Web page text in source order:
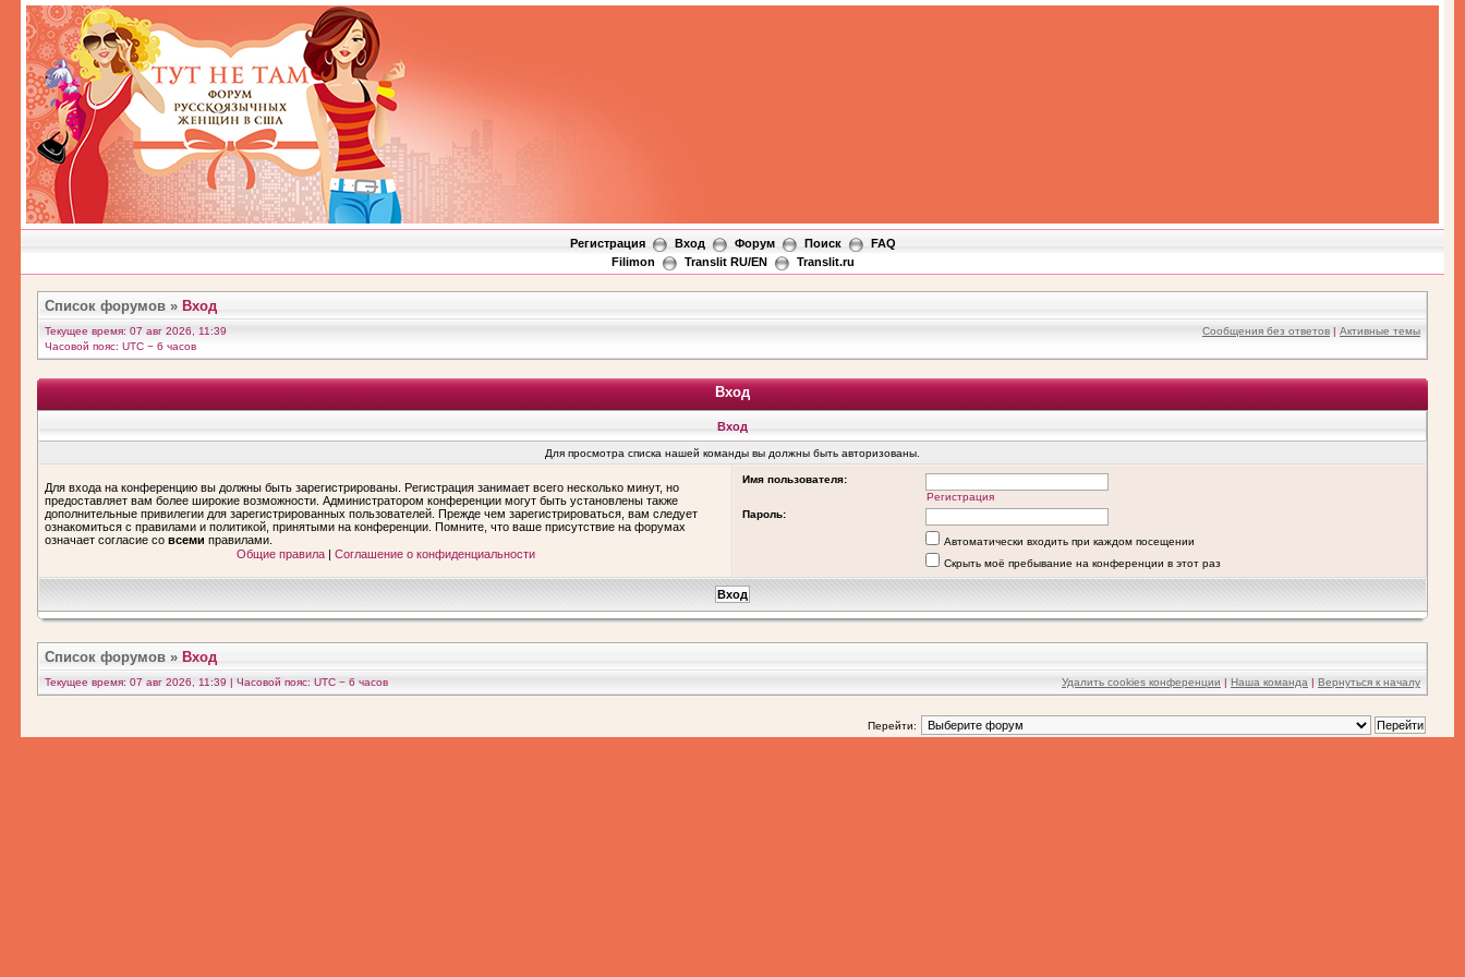
Регистрация Вход Форум Поиск
FAQ
Filimon
Translit RU/EN Translit.ru
Список форумов » Вход
Текущее время: 07 авг 2026, 11:39
Часовой пояс: UTC − 6 часов
Сообщения без ответов | Активные темы
Вход
Вход
Для просмотра списка нашей команды вы должны быть авторизованы.
Для входа на конференцию вы должны быть зарегистрированы. Регистрация занимает всего несколько минут, но
предоставляет вам более широкие возможности. Администратором конференции могут быть установлены также
дополнительные привилегии для зарегистрированных пользователей. Прежде чем зарегистрироваться, вам следует
ознакомиться с правилами и политикой, принятыми на конференции. Помните, что ваше присутствие на форумах
означает согласие со всеми правилами.
Общие правила| Соглашение о конфиденциальности
Имя пользователя:
Регистрация
Пароль:
Автоматически входить при каждом посещении
Скрыть моё пребывание на конференции в этот раз
Список форумов » Вход
Текущее время: 07 авг 2026, 11:39 | Часовой пояс: UTC − 6 часов Удалить cookies конференции | Наша команда | Вернуться к началу
Перейти: